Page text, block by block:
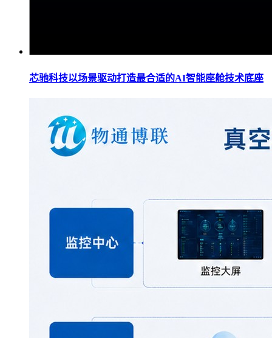
芯驰科技以场景驱动打造最合适的AI智能座舱技术底座